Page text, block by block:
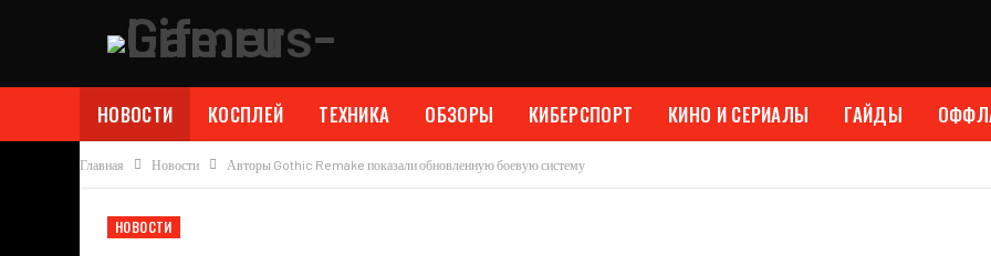
НОВОСТИ КОСПЛЕЙ ТЕХНИКА ОБЗОРЫ КИБЕРСПОРТ КИНО И СЕРИАЛЫ ГАЙДЫ
Главная Новости Авторы Gothic Remake показали обновленную боевую систему
НОВОСТИ